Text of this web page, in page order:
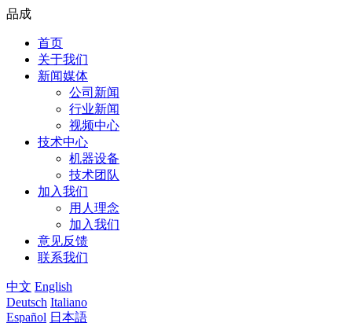
品成
首页
关于我们
新闻媒体
公司新闻
行业新闻
视频中心
技术中心
机器设备
技术团队
加入我们
用人理念
加入我们
意见反馈
联系我们
中文 English
Deutsch Italiano
Español 日本語